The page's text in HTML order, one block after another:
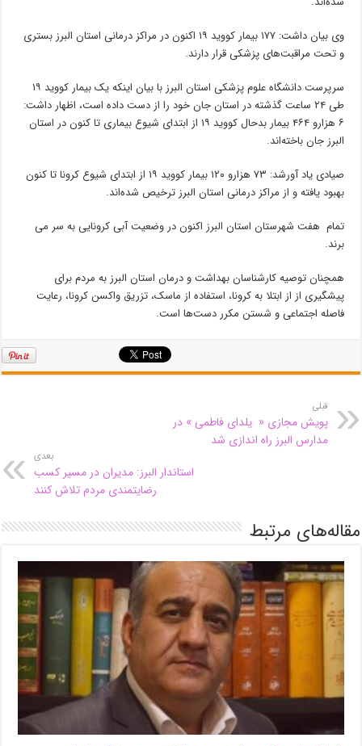
وی بیان داشت: ۱۷۷ بیمار کووید ۱۹ اکنون در مراکز درمانی استان البرز بستری
و تحت مراقبت‌های پزشکی قرار دارند.
سرپرست دانشگاه علوم پزشکی استان البرز با بیان اینکه یک بیمار کووید ۱۹
طی ۲۴ ساعت گذشته در استان جان خود را از دست داده است، اظهار داشت:
۶ هزارو ۴۶۴ بیمار بدحال کووید ۱۹ از ابتدای شیوع بیماری تا کنون در استان
البرز جان باخته‌اند.
صیادی یاد آورشد: ۷۳ هزارو ۱۲۰ بیمار کووید ۱۹ از ابتدای شیوع کرونا تا کنون
بهبود یافته و از مراکز درمانی استان البرز ترخیص شده‌اند.
تمام هفت شهرستان استان البرز اکنون در وضعیت آبی کرونایی به سر می
برند.
همچنان توصیه کارشناسان بهداشت و درمان استان البرز به مردم برای
پیشگیری از از ابتلا به کرونا،‌ استفاده از ماسک، تزریق واکسن کرونا، رعایت
فاصله اجتماعی و شستن مکرر دست‌ها است.
قبلی
پویش مجازی « یلدای فاطمی » در
مدارس البرز راه اندازی شد
بعدی
استاندار البرز: مدیران در مسیر کسب
رضایتمندی مردم تلاش کنند
مقاله‌های مرتبط